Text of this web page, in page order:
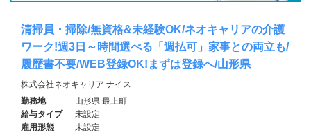
清掃員・掃除/無資格&未経験OK/ネオキャリアの介護
ワーク!週3日～時間選べる「週払可」家事との両立も/
履歴書不要/WEB登録OK!まずは登録へ/山形県
株式会社ネオキャリア ナイス
勤務地
山形県 最上町
給与タイプ
未設定
雇用形態
未設定